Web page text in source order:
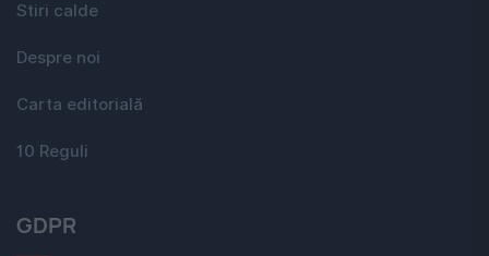
Stiri calde
Despre noi
Carta editorială
10 Reguli
GDPR